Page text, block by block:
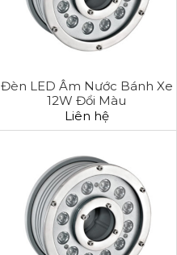
Đèn LED Âm Nước Bánh Xe
12W Đổi Màu
Liên hệ